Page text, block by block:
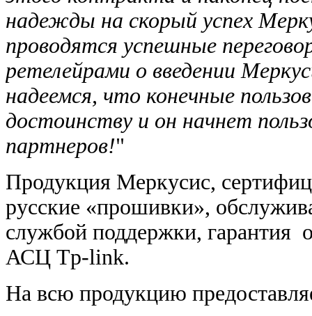
надежды на скорый успех
проводятся успешные
ретелейрами о введении
надеемся, что конечные
достоинству и он начнет
партнеров!"
Продукция Меркусис,
русские «прошивки»,
службой поддержки, гарантия
АСЦ Tp-link.
На всю продукцию